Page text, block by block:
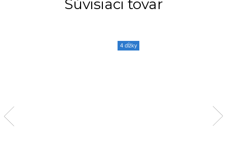
Súvisiaci tovar
4 dĺžky